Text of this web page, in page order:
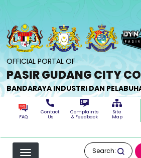
OFFICIAL PORTAL OF
PASIR GUDANG CITY
BANDARAYA INDUSTRI DAN
FAQ
Contact
Us
Complaints
& Feedback
Site
Map
Search: